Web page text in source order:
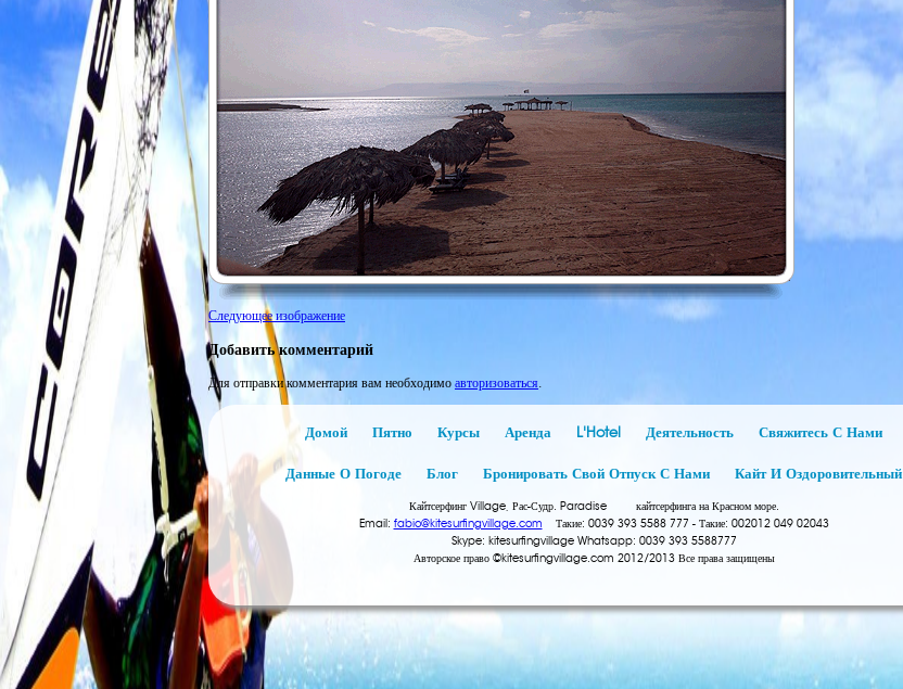
Следующее изображение
Добавить комментарий
Для отправки комментария вам необходимо авторизоваться.
Домой Пятно Курсы Аренда L'Hotel Деятельность Свяжитесь С Нами
Данные О Погоде Блог Бронировать Свой Отпуск С Нами Кайт И Оздоровительный
Кайтсерфинг Village, Рас-Судр. Paradise кайтсерфинга на Красном море.
Email: fabio@kitesurfingvillage.com Такие: 0039 393 5588 777 - Такие: 002012 049 02043
Skype: kitesurfingvillage Whatsapp: 0039 393 5588777
Авторское право ©kitesurfingvillage.com 2012/2013 Все права защищены